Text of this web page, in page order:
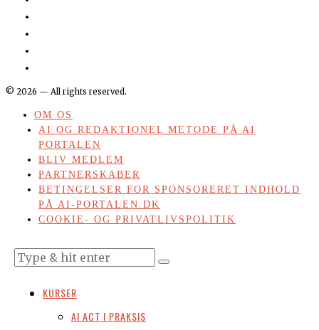
© 2026 — All rights reserved.
OM OS
AI OG REDAKTIONEL METODE PÅ AI
PORTALEN
BLIV MEDLEM
PARTNERSKABER
BETINGELSER FOR SPONSORERET INDHOLD
PÅ AI-PORTALEN.DK
COOKIE- OG PRIVATLIVSPOLITIK
KURSER
AI ACT I PRAKSIS